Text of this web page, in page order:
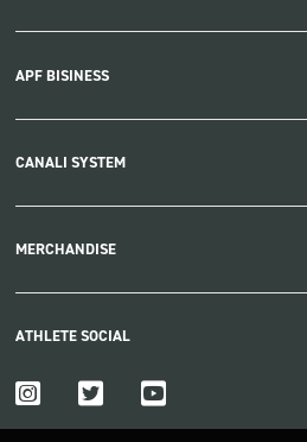
APF BISINESS
CANALI SYSTEM
MERCHANDISE
ATHLETE SOCIAL